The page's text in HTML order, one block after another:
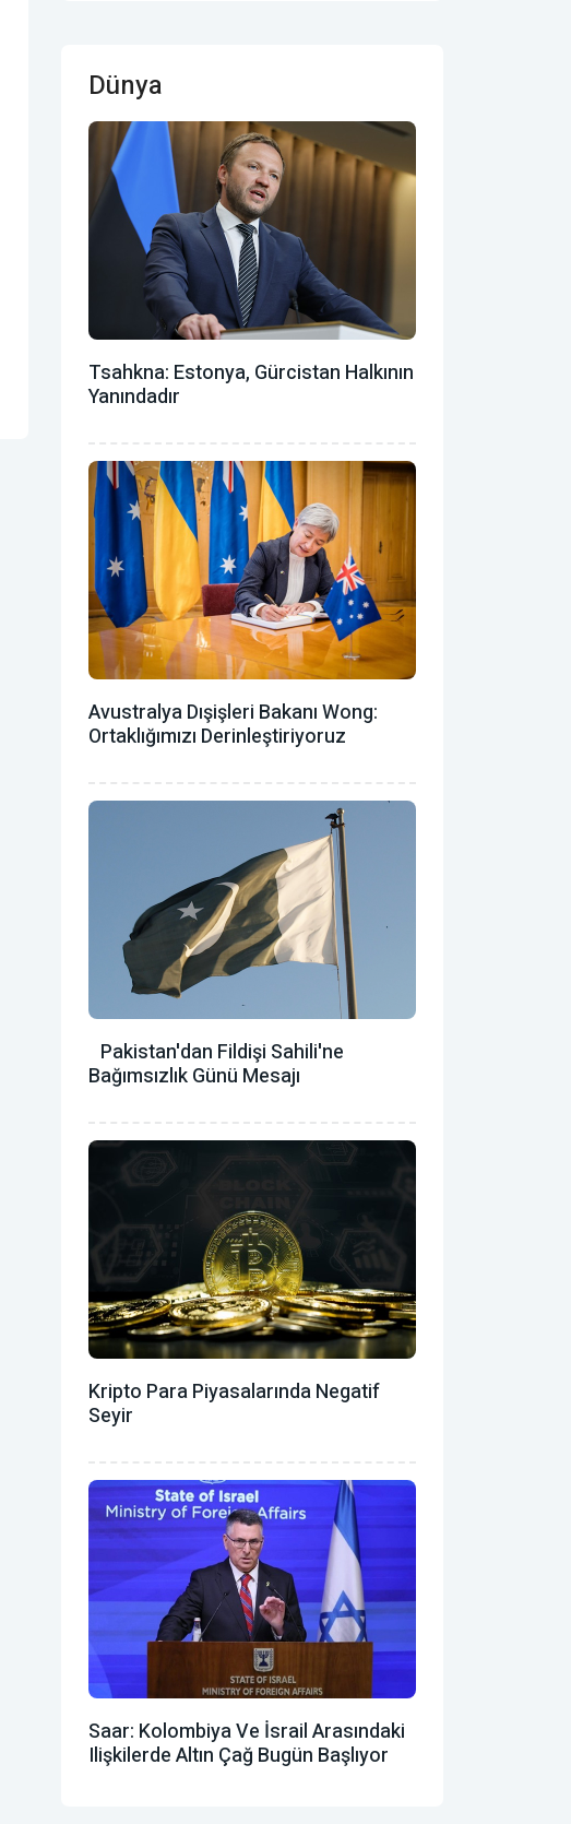
Dünya
Tsahkna: Estonya, Gürcistan Halkının
Yanındadır
Avustralya Dışişleri Bakanı Wong:
Ortaklığımızı Derinleştiriyoruz
Pakistan'dan Fildişi Sahili'ne
Bağımsızlık Günü Mesajı
Kripto Para Piyasalarında Negatif
Seyir
Saar: Kolombiya Ve İsrail Arasındaki
Ilişkilerde Altın Çağ Bugün Başlıyor